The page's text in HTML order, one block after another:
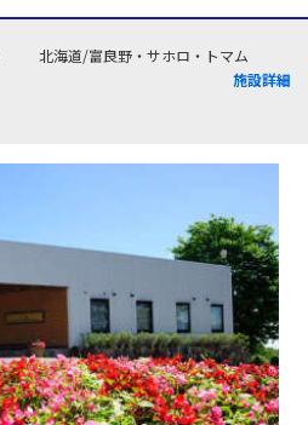
北海道/富良野・サホロ・トマム
施設詳細